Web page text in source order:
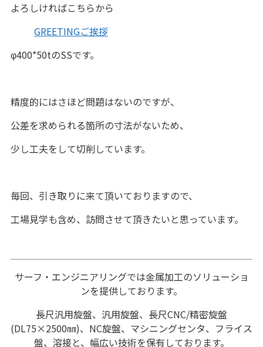
よろしければこちらから
GREETINGご挨拶
φ400*50tのSSです。
精度的にはさほど問題はないのですが、
公差を求められる箇所の寸法がないため、
少し工夫をして切削しています。
毎回、引き取りに来て頂いておりますので、
工場見学も含め、訪問させて頂きたいと思っています。
サーフ・エンジニアリングでは金属加工のソリューショ
ンを提供しております。
長尺汎用旋盤、汎用旋盤、長尺CNC/精密旋盤
(DL75×2500㎜)、NC旋盤、マシニングセンタ、フライス
盤、溶接と、幅広い技術を保有しております。